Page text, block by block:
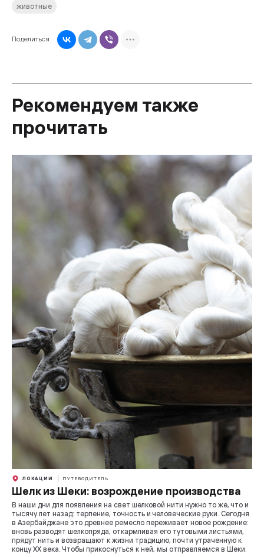
животные
Поделиться
Рекомендуем также
прочитать
ЛОКАЦИИ ПУТЕВОДИТЕЛЬ
Шелк из Шеки: возрождение производства
В наши дни для появления на свет шелковой нити нужно то же, что и
тысячу лет назад: терпение, точность и человеческие руки. Сегодня
в Азербайджане это древнее ремесло переживает новое рождение:
вновь разводят шелкопряда, откармливая его тутовыми листьями,
прядут нить и возвращают к жизни традицию, почти утраченную к
концу XX века. Чтобы прикоснуться к ней, мы отправляемся в Шеки.